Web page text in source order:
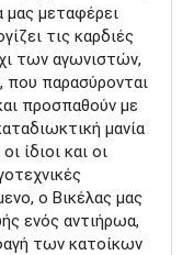
μας μεταφέρει
τις καρδιές
των αγωνιστών,
παρασύρονται
προσπαθούν με
μανία
ίδιοι και οι
ο Βικέλας μας
ενός αντιήρωα,
των κατοίκων